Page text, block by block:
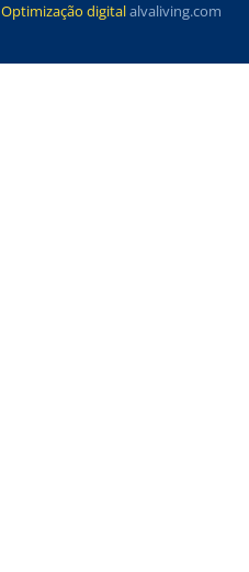
Optimização digitalalvaliving.com